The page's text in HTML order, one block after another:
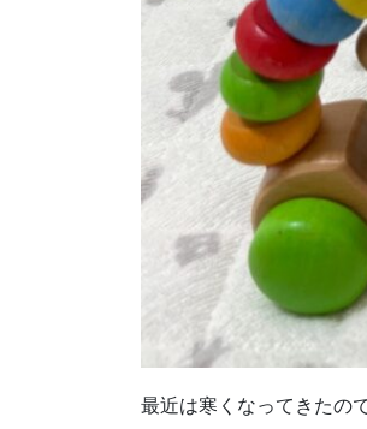
最近は寒くなってきたの